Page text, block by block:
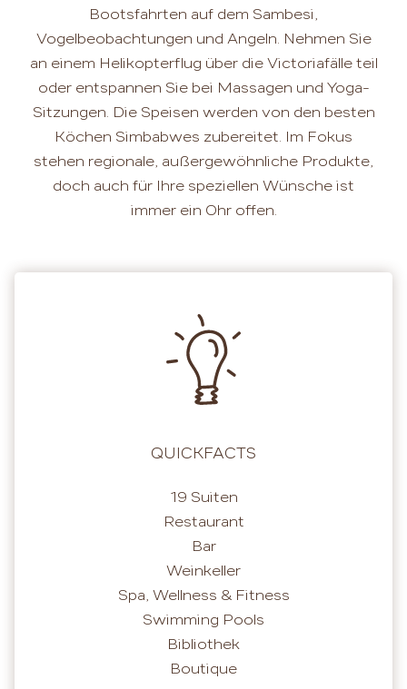
Bootsfahrten auf dem Sambesi,
Vogelbeobachtungen und Angeln. Nehmen Sie
an einem Helikopterflug über die Victoriafälle teil
oder entspannen Sie bei Massagen und Yoga-
Sitzungen. Die Speisen werden von den besten
Köchen Simbabwes zubereitet. Im Fokus
stehen regionale, außergewöhnliche Produkte,
doch auch für Ihre speziellen Wünsche ist
immer ein Ohr offen.
QUICKFACTS
19 Suiten
Restaurant
Bar
Weinkeller
Spa, Wellness & Fitness
Swimming Pools
Bibliothek
Boutique